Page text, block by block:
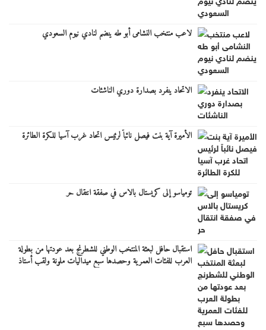
لاعب منتخب النشامى أبو طه ينضم لنادي نيوم السعودي
الاتحاد ينفرد بصدارة دوري الناشئات
الأميرة آية بنت فيصل نائباً لرئيس اتحاد غرب آسيا للكرة الطائرة
تومياسو إلى كريستال بالاس في صفقة انتقال حر
استقبال حافل لبعثة المنتخب الوطني للشطرنج بعد عودتها من بطولة
العرب للفئات العمرية وحصدها سبع ميداليات ملونة ولقب أستاذ